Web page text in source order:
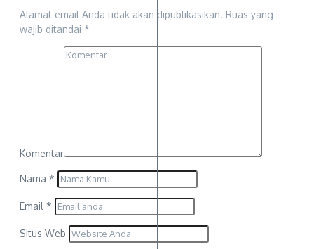
Alamat email Anda tidak akan dipublikasikan. Ruas yang
wajib ditandai *
Komentar
Nama *
Email *
Situs Web